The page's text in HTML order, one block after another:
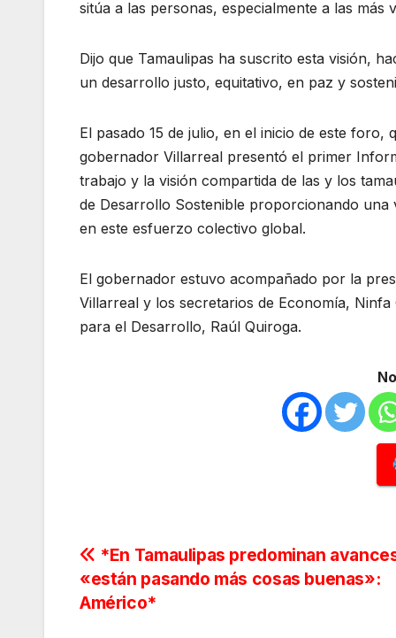
sitúa a las personas, especialmente a las
Dijo que Tamaulipas ha suscrito esta visión,
un desarrollo justo, equitativo, en paz y
El pasado 15 de julio, en el inicio de este foro,
gobernador Villarreal presentó el primer
trabajo y la visión compartida de las y los
de Desarrollo Sostenible proporcionando una
en este esfuerzo colectivo global.
El gobernador estuvo acompañado por la
Villarreal y los secretarios de Economía,
para el Desarrollo, Raúl Quiroga.
Navegación
de
*En Tamaulipas predominan
«están pasando más cosas buenas»:
Américo*